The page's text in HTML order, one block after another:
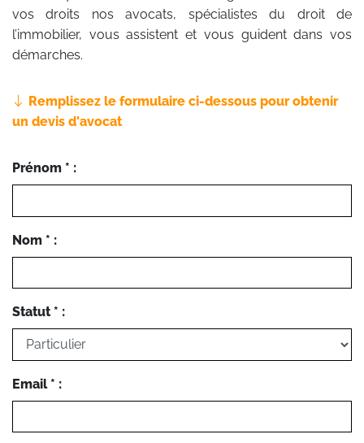
vos droits nos avocats, spécialistes du droit de
l’immobilier, vous assistent et vous guident dans vos
démarches.
Remplissez le formulaire ci-dessous pour obtenir
un devis d'avocat
Prénom * :
Nom * :
Statut * :
Email * :